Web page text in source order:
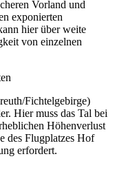
Vorland und
exponierten
hier über weite
von einzelnen
Fichtelgebirge)
Hier muss das Tal bei
Höhenverlust
des Flugplatzes Hof
erfordert.